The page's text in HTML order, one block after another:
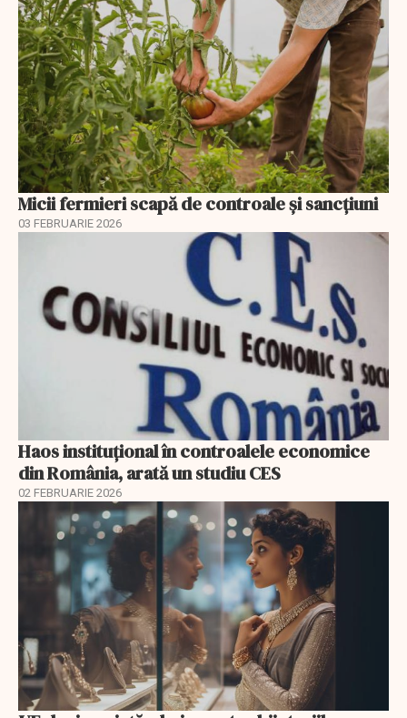
Micii fermieri scapă de controale și sancțiuni
03 FEBRUARIE 2026
Haos instituțional în controalele economice
din România, arată un studiu CES
02 FEBRUARIE 2026